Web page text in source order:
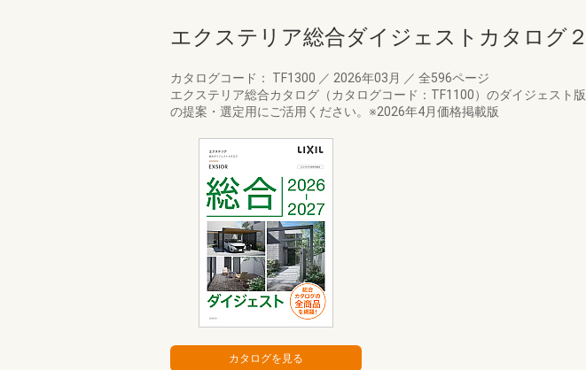
エクステリア総合ダイジェストカタログ
カタログコード： TF1300 ／ 2026年03月 ／ 全596ページ
エクステリア総合カタログ（カタログコード：TF1100）のダイジェスト
の提案・選定用にご活用ください。※2026年4月価格掲載版